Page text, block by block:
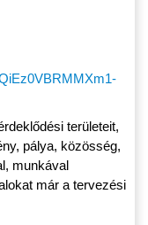
területeit,
pálya, közösség,
munkával
már a tervezési